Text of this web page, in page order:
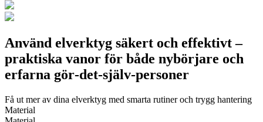
Använd elverktyg säkert och effektivt –
praktiska vanor för både nybörjare och
erfarna gör‑det‑själv‑personer
Få ut mer av dina elverktyg med smarta rutiner och trygg hantering
Material